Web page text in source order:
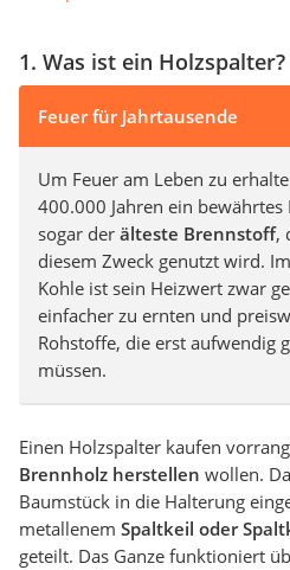
1. Was ist ein Holzspalter?
Feuer für Jahrtausende
Um Feuer am Leben zu
400.000 Jahren ein
sogar der älteste Brennstoff,
diesem Zweck genutzt wird.
Kohle ist sein Heizwert zwar
einfacher zu ernten und
Rohstoffe, die erst aufwendig
müssen.
Einen Holzspalter kaufen
Brennholz herstellen wollen.
Baumstück in die Halterung
metallenem Spaltkeil oder
geteilt. Das Ganze funktioniert